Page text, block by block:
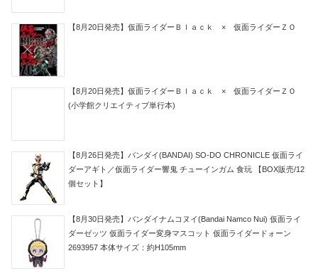
【8月20日発売】仮面ライダーＢｌａｃｋ × 仮面ライダーＺＯ
【8月20日発売】仮面ライダーＢｌａｃｋ × 仮面ライダーＺＯ
(小学館クリエイティブ単行本)
【8月26日発売】バンダイ(BANDAI) SO-DO CHRONICLE 仮面ライ
ダーアギト／仮面ライダー響鬼 チューインガム 食玩 【BOX販売/12
個セット】
【8月30日発売】バンダイナムコヌイ(Bandai Namco Nui) 仮面ライ
ダーゼッツ 仮面ライダー変身マスコット 仮面ライダードォーン
2693957 本体サイズ：約H105mm